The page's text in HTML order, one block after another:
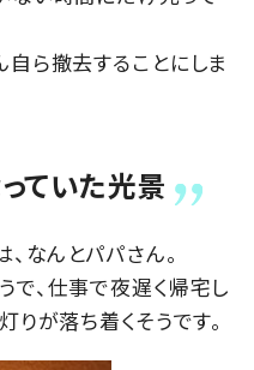
ら撤去することにしま
ていた光景
なんとパパさん。
で、仕事で夜遅く帰宅し
が落ち着くそうです。